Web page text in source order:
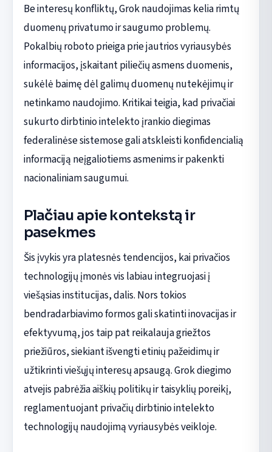
Be interesų konfliktų, Grok naudojimas kelia rimtų
duomenų privatumo ir saugumo problemų.
Pokalbių roboto prieiga prie jautrios vyriausybės
informacijos, įskaitant piliečių asmens duomenis,
sukėlė baimę dėl galimų duomenų nutekėjimų ir
netinkamo naudojimo. Kritikai teigia, kad privačiai
sukurto dirbtinio intelekto įrankio diegimas
federalinėse sistemose gali atskleisti konfidencialią
informaciją neįgaliotiems asmenims ir pakenkti
nacionaliniam saugumui.
Plačiau apie kontekstą ir
pasekmes
Šis įvykis yra platesnės tendencijos, kai privačios
technologijų įmonės vis labiau integruojasi į
viešąsias institucijas, dalis. Nors tokios
bendradarbiavimo formos gali skatinti inovacijas ir
efektyvumą, jos taip pat reikalauja griežtos
priežiūros, siekiant išvengti etinių pažeidimų ir
užtikrinti viešųjų interesų apsaugą. Grok diegimo
atvejis pabrėžia aiškių politikų ir taisyklių poreikį,
reglamentuojant privačių dirbtinio intelekto
technologijų naudojimą vyriausybės veikloje.